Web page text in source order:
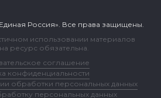
Россия». Все права защищены.
использовании материалов
ресурс обязательна.
соглашение
конфиденциальности
обработки персональных данных
персональных данных